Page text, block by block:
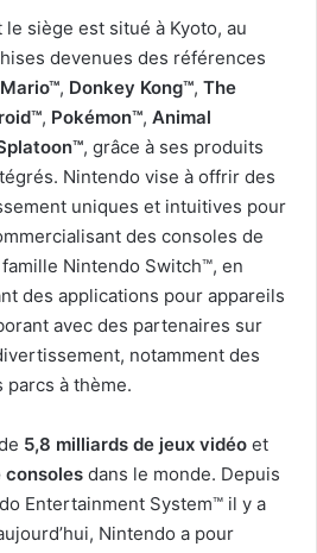
siège est situé à Kyoto, au
devenues des références
Mario™, Donkey Kong™, The
, Pokémon™, Animal
, grâce à ses produits
Nintendo vise à offrir des
uniques et intuitives pour
des consoles de
Nintendo Switch™, en
des applications pour appareils
avec des partenaires sur
notamment des
à thème.
5,8 milliards de jeux vidéo et
consoles dans le monde. Depuis
Entertainment System™ il y a
Nintendo a pour